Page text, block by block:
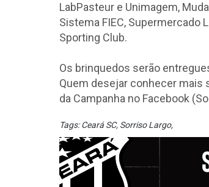
LabPasteur e Unimagem,
Sistema FIEC, Supermercado
Sporting Club.
Os brinquedos serão
Quem desejar conhecer mais
da Campanha no Facebook
Tags:Ceará SC, Sorriso Largo,